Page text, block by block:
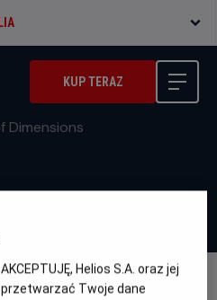
KUP TERAZ
Helios S.A. oraz jej
Twoje dane